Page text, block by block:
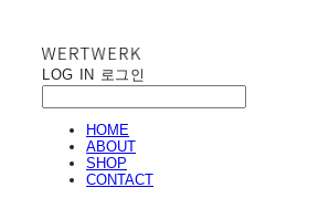
LOG IN 로그인
HOME
ABOUT
SHOP
CONTACT